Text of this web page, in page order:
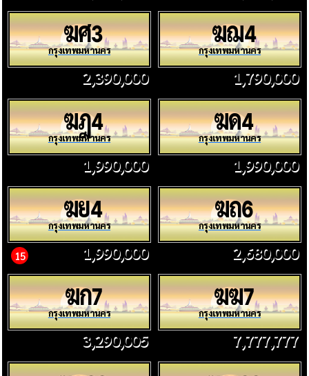
ฆศ3
กรุงเทพมหานคร
2,390,000
ฆฌ4
กรุงเทพมหานคร
1,790,000
ฆฎ4
กรุงเทพมหานคร
1,990,000
ฆด4
กรุงเทพมหานคร
1,990,000
ฆย4
กรุงเทพมหานคร
15 1,990,000
ฆถ6
กรุงเทพมหานคร
2,680,000
ฆก7
กรุงเทพมหานคร
3,290,005
ฆฆ7
กรุงเทพมหานคร
7,777,777